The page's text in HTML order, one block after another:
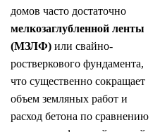
домов часто достаточно
мелкозаглубленной ленты
(МЗЛФ) или свайно-
ростверкового фундамента,
что существенно сокращает
объем земляных работ и
расход бетона по сравнению